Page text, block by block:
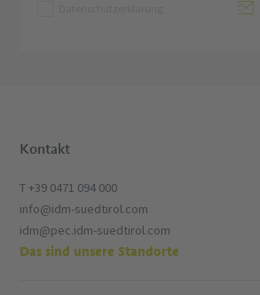
Kontakt
T +39 0471 094 000
info@idm-suedtirol.com
idm@pec.idm-suedtirol.com
Das sind unsere Standorte